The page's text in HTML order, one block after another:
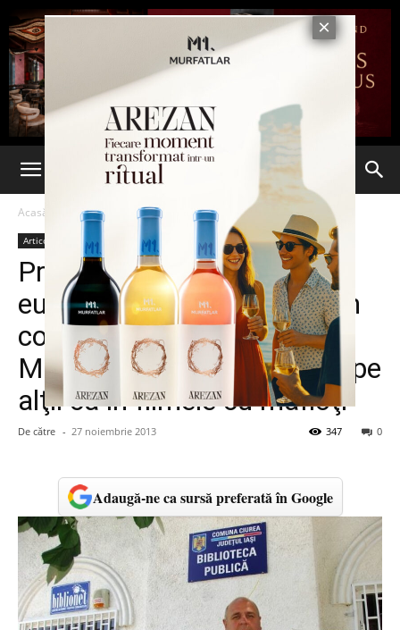
Acasă Articole
Articole
Proiectele de milioane de
euro de la APDRP înecate în
corupţie. Lupu, Brânză şi
Movilă s-au înregistrat unii pe
alţii ca în filmele cu mafioţi
De către - 27 noiembrie 2013 0
347
Adaugă-ne ca sursă preferată în Google